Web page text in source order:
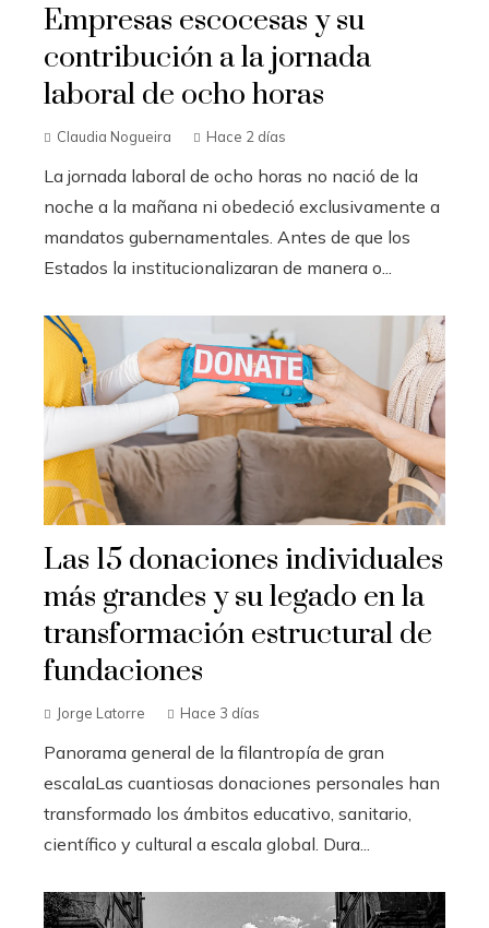
Empresas escocesas y su
contribución a la jornada
laboral de ocho horas
Claudia Nogueira Hace 2 días
La jornada laboral de ocho horas no nació de la
noche a la mañana ni obedeció exclusivamente a
mandatos gubernamentales. Antes de que los
Estados la institucionalizaran de manera o...
Las 15 donaciones individuales
más grandes y su legado en la
transformación estructural de
fundaciones
Jorge Latorre Hace 3 días
Panorama general de la filantropía de gran
escalaLas cuantiosas donaciones personales han
transformado los ámbitos educativo, sanitario,
científico y cultural a escala global. Dura...